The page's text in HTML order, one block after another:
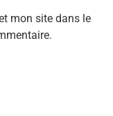
mon site dans le